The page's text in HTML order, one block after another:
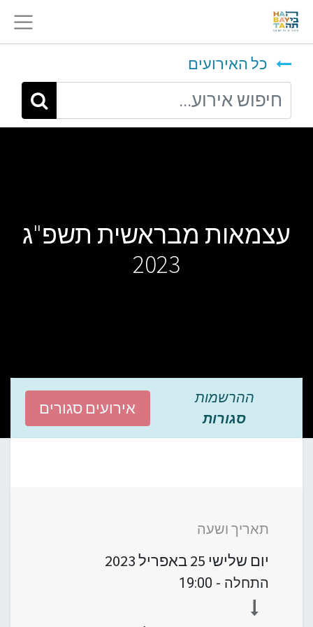
כל האירועים
עצמאות מבראשית תשפ"ג
2023
ההרשמות
סגורות
אירועים סגורים
תאריך ושעה
יום שלישי 25 באפריל 2023
התחלה - 19:00